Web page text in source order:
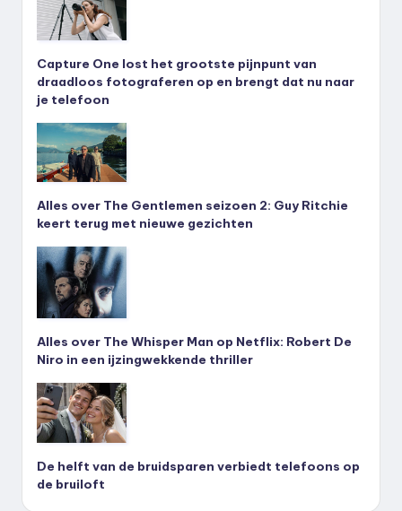
Capture One lost het grootste pijnpunt van
draadloos fotograferen op en brengt dat nu naar
je telefoon
Alles over The Gentlemen seizoen 2: Guy Ritchie
keert terug met nieuwe gezichten
Alles over The Whisper Man op Netflix: Robert De
Niro in een ijzingwekkende thriller
De helft van de bruidsparen verbiedt telefoons op
de bruiloft